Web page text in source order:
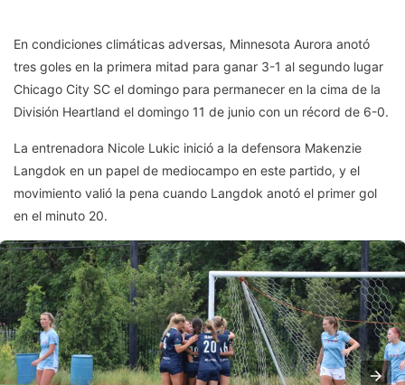
En condiciones climáticas adversas, Minnesota Aurora anotó
tres goles en la primera mitad para ganar 3-1 al segundo lugar
Chicago City SC el domingo para permanecer en la cima de la
División Heartland el domingo 11 de junio con un récord de 6-0.
La entrenadora Nicole Lukic inició a la defensora Makenzie
Langdok en un papel de mediocampo en este partido, y el
movimiento valió la pena cuando Langdok anotó el primer gol
en el minuto 20.